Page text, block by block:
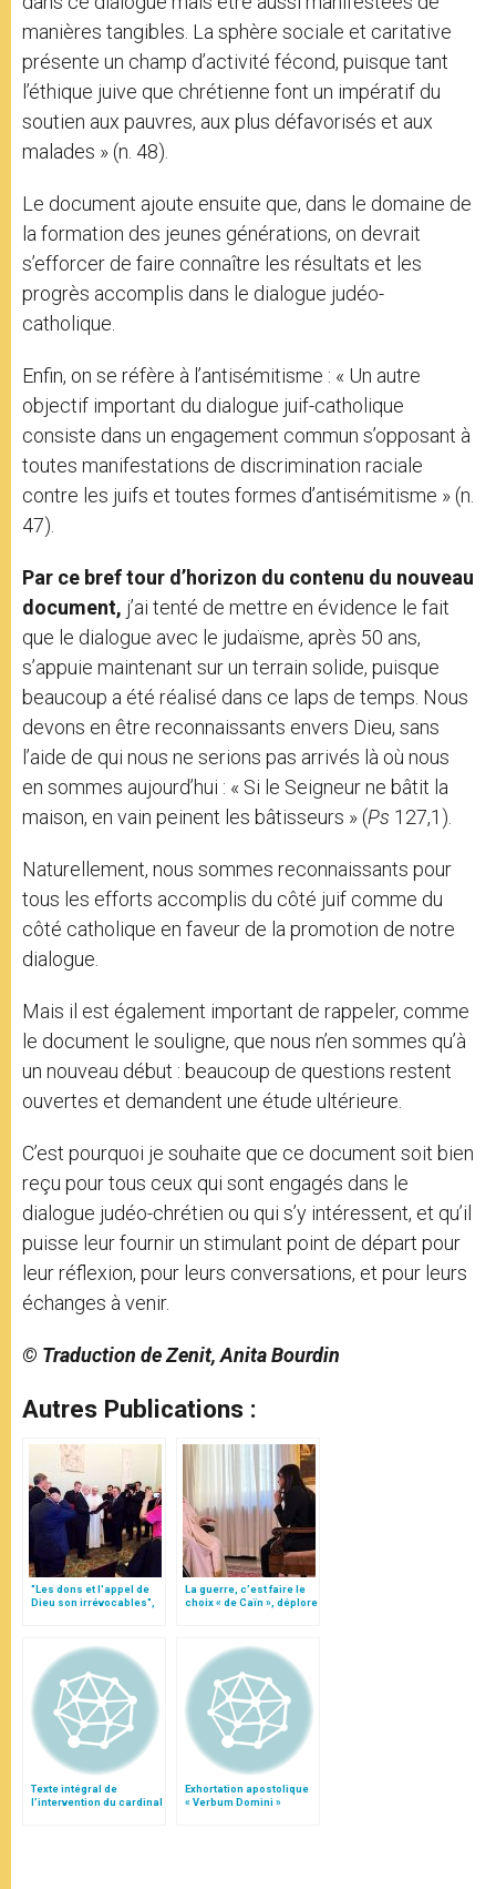
manières tangibles. La sphère sociale et caritative
présente un champ d’activité fécond, puisque tant
l’éthique juive que chrétienne font un impératif du
soutien aux pauvres, aux plus défavorisés et aux
malades » (n. 48).
Le document ajoute ensuite que, dans le domaine de
la formation des jeunes générations, on devrait
s’efforcer de faire connaître les résultats et les
progrès accomplis dans le dialogue judéo-
catholique.
Enfin, on se réfère à l’antisémitisme : « Un autre
objectif important du dialogue juif-catholique
consiste dans un engagement commun s’opposant à
toutes manifestations de discrimination raciale
contre les juifs et toutes formes d’antisémitisme » (n.
47).
Par ce bref tour d’horizon du contenu du nouveau
document, j’ai tenté de mettre en évidence le fait
que le dialogue avec le judaïsme, après 50 ans,
s’appuie maintenant sur un terrain solide, puisque
beaucoup a été réalisé dans ce laps de temps. Nous
devons en être reconnaissants envers Dieu, sans
l’aide de qui nous ne serions pas arrivés là où nous
en sommes aujourd’hui : « Si le Seigneur ne bâtit la
maison, en vain peinent les bâtisseurs » (Ps 127,1).
Naturellement, nous sommes reconnaissants pour
tous les efforts accomplis du côté juif comme du
côté catholique en faveur de la promotion de notre
dialogue.
Mais il est également important de rappeler, comme
le document le souligne, que nous n’en sommes qu’à
un nouveau début : beaucoup de questions restent
ouvertes et demandent une étude ultérieure.
C’est pourquoi je souhaite que ce document soit bien
reçu pour tous ceux qui sont engagés dans le
dialogue judéo-chrétien ou qui s’y intéressent, et qu’il
puisse leur fournir un stimulant point de départ pour
leur réflexion, pour leurs conversations, et pour leurs
échanges à venir.
© Traduction de Zenit, Anita Bourdin
Autres Publications :
"Les dons et l'appel de
Dieu son irrévocables",
La guerre, c’est faire le
choix « de Caïn », déplore
Texte intégral de
l’intervention du cardinal
Exhortation apostolique
« Verbum Domini »